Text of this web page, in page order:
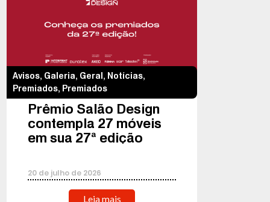
Avisos, Galeria, Geral , Notícias,
Premiados, Premiados
Prêmio Salão Design
contempla 27 móveis
em sua 27ª edição
20 de julho de 2026
Leia mais